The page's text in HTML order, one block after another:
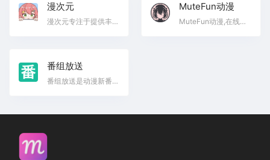
漫次元
漫次元专注于提供丰富的日本动漫在线观看，为动漫爱好者带来优质的内容体验。尽情享受您的动漫之旅!
MuteFun动漫
MuteFun动漫,在线动漫,日本动漫,动漫观看,动画片播放,动漫平台,动漫爱好者,动漫资源
番组放送
番组放送是动漫新番信息聚合站，提供播放时间、平台链接及相关资讯，助你不错过每一部精彩动漫！